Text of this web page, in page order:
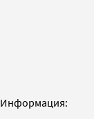
Информация: